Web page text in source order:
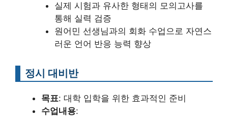
실제 시험과 유사한 형태의 모의고사를
통해 실력 검증
원어민 선생님과의 회화 수업으로 자연스
러운 언어 반응 능력 향상
정시 대비반
목표: 대학 입학을 위한 효과적인 준비
수업내용: